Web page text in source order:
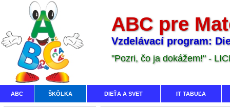
ABC pre
Vzdelávací program:
"Pozri, čo ja dokážem!" -
ABC ŠKÔLKA DIEŤA A SVET IT TABUĽA